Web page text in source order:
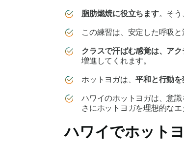
脂肪燃焼に役立ちます。そう
この練習は、安定した呼吸と
クラスで汗ばむ感覚は、ア
増進してくれます。
ホットヨガは、平和と行動を
ハワイのホットヨガは、意
さにホットヨガを理想的な
ハワイでホット